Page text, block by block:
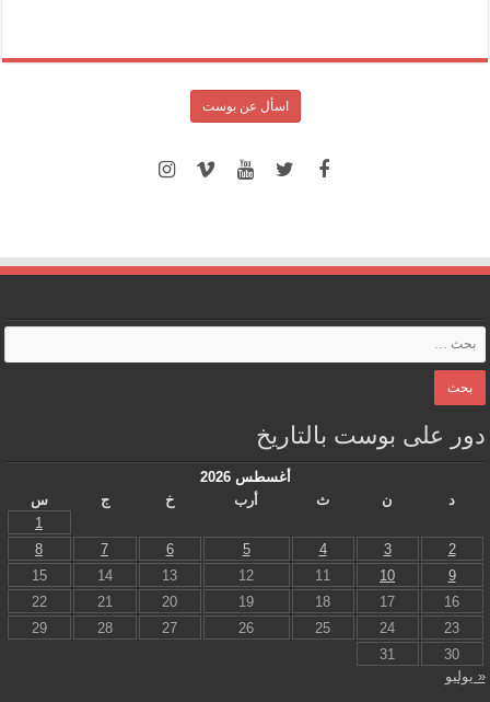
اسأل عن بوست
دور على بوست بالتاريخ
أغسطس 2026
د
ن ث أرب خ ج
س
1
2
3
4
5
6
7
8
9
10
11
12
13
14
15
16
17
18
19
20
21
22
23
24
25
26
27
28
29
30
31
« يوليو